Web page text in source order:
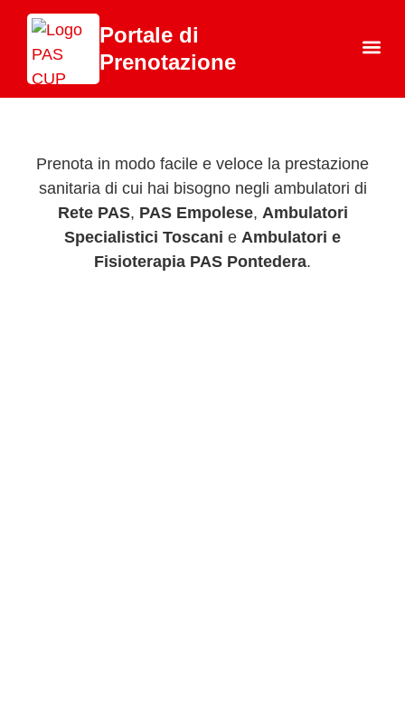
Portale di
Prenotazione
Prenota in modo facile e veloce la prestazione
sanitaria di cui hai bisogno negli ambulatori di
Rete PAS, PAS Empolese, Ambulatori
Specialistici Toscani e Ambulatori e
Fisioterapia PAS Pontedera.